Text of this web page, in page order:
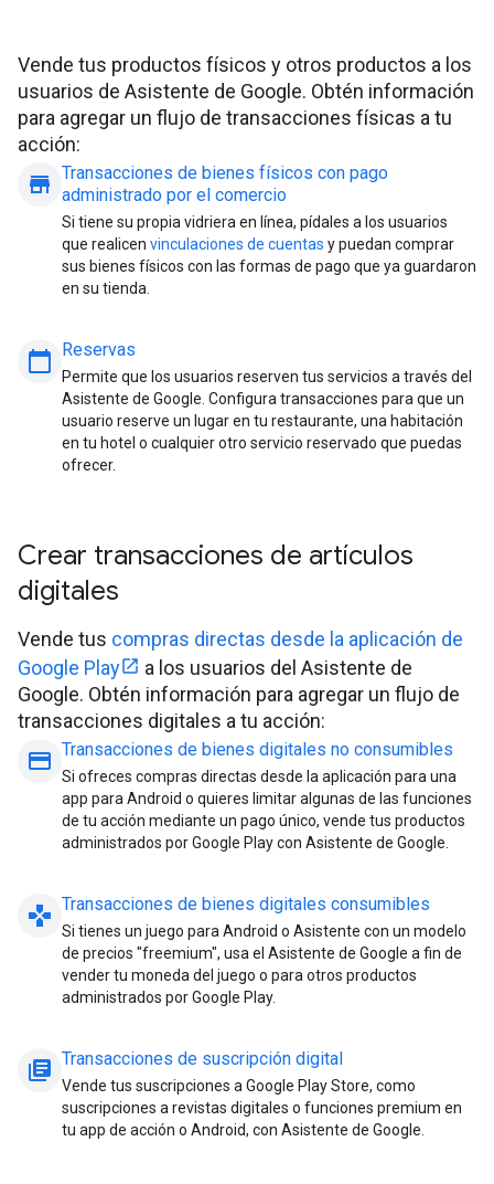
Vende tus productos físicos y otros productos a los
usuarios de Asistente de Google. Obtén información
para agregar un flujo de transacciones físicas a tu
acción:
store Transacciones de bienes físicos con pago
administrado por el comercio
Si tiene su propia vidriera en línea, pídales a los usuarios
que realicen vinculaciones de cuentas y puedan comprar
sus bienes físicos con las formas de pago que ya guardaron
en su tienda.
calendar_today Reservas
Permite que los usuarios reserven tus servicios a través del
Asistente de Google. Configura transacciones para que un
usuario reserve un lugar en tu restaurante, una habitación
en tu hotel o cualquier otro servicio reservado que puedas
ofrecer.
Crear transacciones de artículos
digitales
Vende tus compras directas desde la aplicación de
Google Play
a los usuarios del Asistente de
Google. Obtén información para agregar un flujo de
transacciones digitales a tu acción:
payment Transacciones de bienes digitales no consumibles
Si ofreces compras directas desde la aplicación para una
app para Android o quieres limitar algunas de las funciones
de tu acción mediante un pago único, vende tus productos
administrados por Google Play con Asistente de Google.
gamepad Transacciones de bienes digitales consumibles
Si tienes un juego para Android o Asistente con un modelo
de precios "freemium", usa el Asistente de Google a fin de
vender tu moneda del juego o para otros productos
administrados por Google Play.
library_books Transacciones de suscripción digital
Vende tus suscripciones a Google Play Store, como
suscripciones a revistas digitales o funciones premium en
tu app de acción o Android, con Asistente de Google.